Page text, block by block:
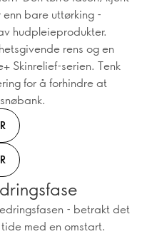
enn bare uttørking -
hudpleieprodukter.
rens og en
Skinrelief-serien. Tenk
for å forhindre at
- betrakt det
med en omstart.